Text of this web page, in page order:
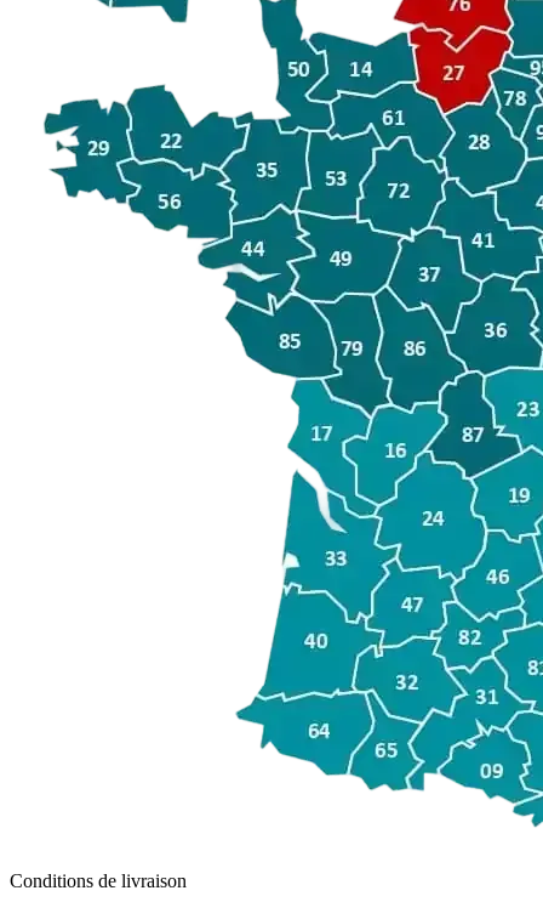
Conditions de livraison